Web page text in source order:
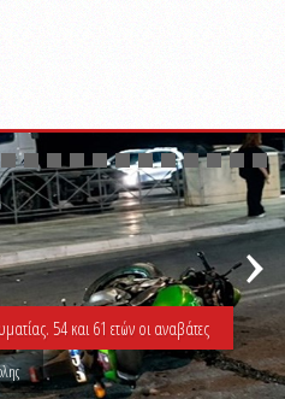
54 και 61 ετών οι αναβάτες
να τον σώσειΣύλληψη 31χρονου σε bar για